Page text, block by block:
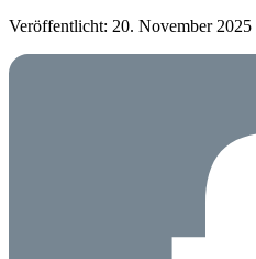
Veröffentlicht: 20. November 2025